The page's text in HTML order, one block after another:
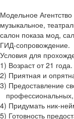
Модельное
музыкальное,
салон показа мод,
ГИД-сопровождение.
Условия для
1) Возраст от 21 года.
2) Приятная и
3) Предоставление
профессиональных,
4) Придумать ник-
5) Готовность